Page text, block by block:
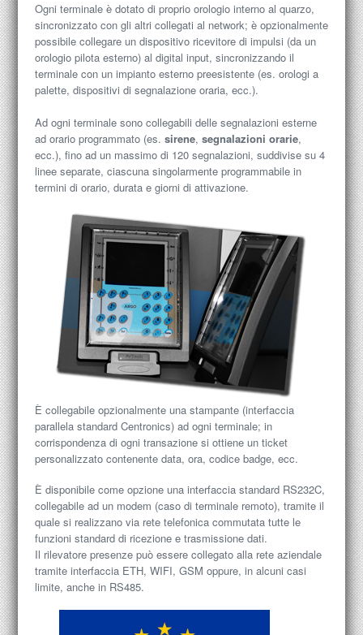
Ogni terminale è dotato di proprio orologio interno al quarzo,
sincronizzato con gli altri collegati al network; è opzionalmente
possibile collegare un dispositivo ricevitore di impulsi (da un
orologio pilota esterno) al digital input, sincronizzando il
terminale con un impianto esterno preesistente (es. orologi a
palette, dispositivi di segnalazione oraria, ecc.).
Ad ogni terminale sono collegabili delle segnalazioni esterne
ad orario programmato (es. sirene, segnalazioni orarie,
ecc.), fino ad un massimo di 120 segnalazioni, suddivise su 4
linee separate, ciascuna singolarmente programmabile in
termini di orario, durata e giorni di attivazione.
È collegabile opzionalmente una stampante (interfaccia
parallela standard Centronics) ad ogni terminale; in
corrispondenza di ogni transazione si ottiene un ticket
personalizzato contenente data, ora, codice badge, ecc.
È disponibile come opzione una interfaccia standard RS232C,
collegabile ad un modem (caso di terminale remoto), tramite il
quale si realizzano via rete telefonica commutata tutte le
funzioni standard di ricezione e trasmissione dati.
Il rilevatore presenze può essere collegato alla rete aziendale
tramite interfaccia ETH, WIFI, GSM oppure, in alcuni casi
limite, anche in RS485.